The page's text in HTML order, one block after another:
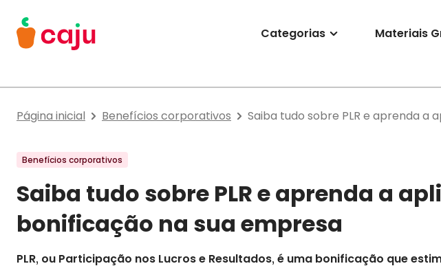
Menu Principal
Categorias Materiais
Página inicial Benefícios corporativos Saiba tudo sobre PLR e aprenda a
Benefícios corporativos
Saiba tudo sobre PLR e aprenda a
bonificação na sua empresa
PLR, ou Participação nos Lucros e Resultados, é uma bonificação que